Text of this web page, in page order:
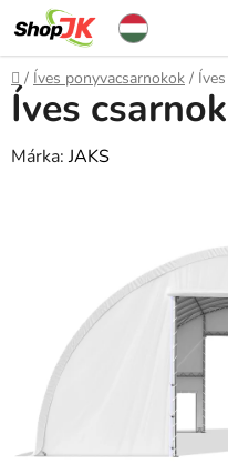
Ugrás
fő
tartalomhoz
Kezdőlap
/ Íves ponyvacsarnokok /
Íves
Márka:JAKS